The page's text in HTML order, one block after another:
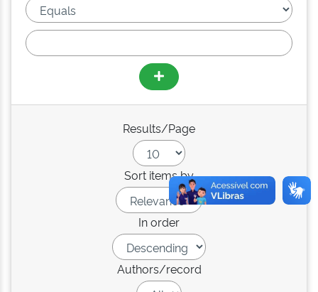
Results/Page
Sort items by
In order
Authors/record